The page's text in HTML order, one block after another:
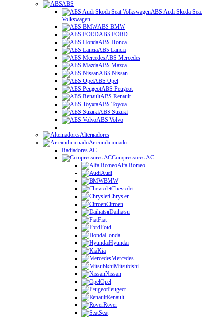
ABS
ABS Audi Skoda Seat
Volkswagen
ABS BMW
ABS FORD
ABS Honda
ABS Lancia
ABS Mercedes
ABS Mazda
ABS Nissan
ABS Opel
ABS Peugeot
ABS Renault
ABS Toyota
ABS Suzuki
ABS Volvo
Alternadores
Ar condicionado
Radiadores AC
Compressores AC
Alfa Romeo
Audi
BMW
Chevrolet
Chrysler
Citroen
Daihatsu
Fiat
Ford
Honda
Hyundai
Kia
Mercedes
Mitsubishi
Nissan
Opel
Peugeot
Renault
Rover
Seat